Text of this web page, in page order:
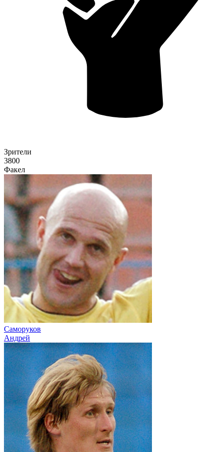
Зрители
3800
Факел
Саморуков
Андрей